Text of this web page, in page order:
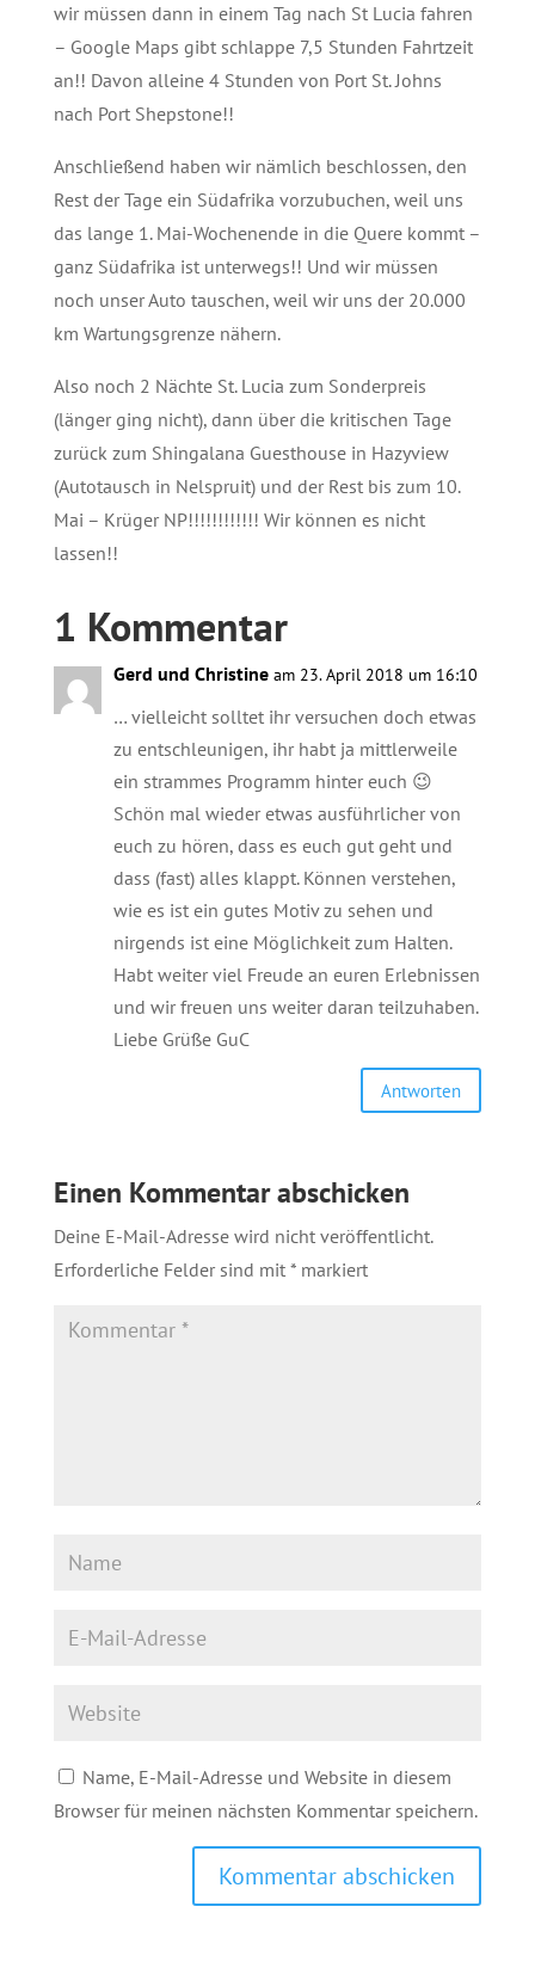
wir müssen dann in einem Tag nach St Lucia fahren
– Google Maps gibt schlappe 7,5 Stunden Fahrtzeit
an!! Davon alleine 4 Stunden von Port St. Johns
nach Port Shepstone!!
Anschließend haben wir nämlich beschlossen, den
Rest der Tage ein Südafrika vorzubuchen, weil uns
das lange 1. Mai-Wochenende in die Quere kommt –
ganz Südafrika ist unterwegs!! Und wir müssen
noch unser Auto tauschen, weil wir uns der 20.000
km Wartungsgrenze nähern.
Also noch 2 Nächte St. Lucia zum Sonderpreis
(länger ging nicht), dann über die kritischen Tage
zurück zum Shingalana Guesthouse in Hazyview
(Autotausch in Nelspruit) und der Rest bis zum 10.
Mai – Krüger NP!!!!!!!!!!!! Wir können es nicht
lassen!!
1 Kommentar
Gerd und Christine am 23. April 2018 um 16:10
… vielleicht solltet ihr versuchen doch etwas
zu entschleunigen, ihr habt ja mittlerweile
ein strammes Programm hinter euch 😉
Schön mal wieder etwas ausführlicher von
euch zu hören, dass es euch gut geht und
dass (fast) alles klappt. Können verstehen,
wie es ist ein gutes Motiv zu sehen und
nirgends ist eine Möglichkeit zum Halten.
Habt weiter viel Freude an euren Erlebnissen
und wir freuen uns weiter daran teilzuhaben.
Liebe Grüße GuC
Antworten
Einen Kommentar abschicken
Deine E-Mail-Adresse wird nicht veröffentlicht.
Erforderliche Felder sind mit *markiert
Name, E-Mail-Adresse und Website in diesem
Browser für meinen nächsten Kommentar speichern.
Kommentar abschicken